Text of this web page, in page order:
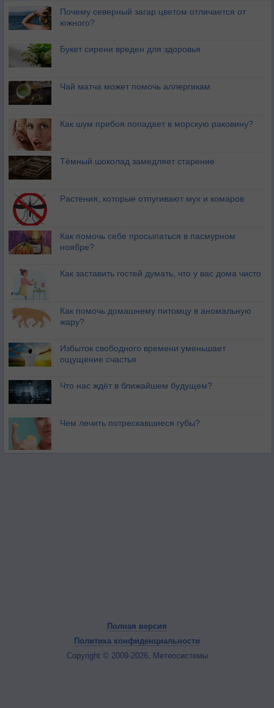
Почему северный загар цветом отличается от
южного?
Букет сирени вреден для здоровья
Чай матча может помочь аллергикам
Как шум прибоя попадает в морскую раковину?
Тёмный шоколад замедляет старение
Растения, которые отпугивают мух и комаров
Как помочь себе просыпаться в пасмурном
ноябре?
Как заставить гостей думать, что у вас дома чисто
Как помочь домашнему питомцу в аномальную
жару?
Избыток свободного времени уменьшает
ощущение счастья
Что нас ждёт в ближайшем будущем?
Чем лечить потрескавшиеся губы?
Полная версия
Политика конфиденциальности
Copyright © 2009-2026, Метеосистемы